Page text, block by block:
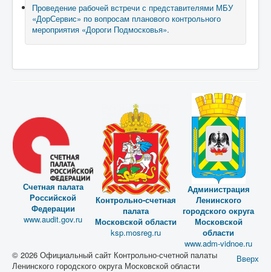
Проведение рабочей встречи с представителями МБУ
«ДорСервис» по вопросам планового контрольного
мероприятия «Дороги Подмосковья».
Счетная палата
Российской
Федерации
www.audit.gov.ru
Контрольно-счетная
палата
Московской области
ksp.mosreg.ru
Администрация
Ленинского
городского округа
Московской
области
www.adm-vidnoe.ru
Вверх
© 2026 Официальный сайт Контрольно-счетной палаты
Ленинского городского округа Московской области